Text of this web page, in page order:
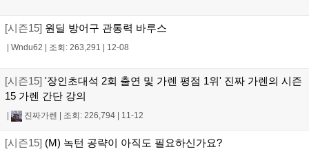
[시즌15] 원딜 방어구 관통력 바루스
| Wndu62 | 조회: 263,291 | 12-08
[시즌15] '장인초대석 2회 출연 및 가렌 평점 1위' 진짜 가렌의 시즌
15 가렌 간단 강의
| 진짜가렌 | 조회: 226,794 | 11-12
[시즌15] (M) 녹턴 공략이 아직도 필요하신가요?